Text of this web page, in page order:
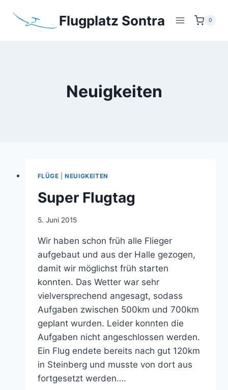
Inhalt
Flugplatz Sontra 0
Neuigkeiten
FLÜGE |NEUIGKEITEN
Super Flugtag
Von
5. Juni 2015
Wir haben schon früh alle Flieger
aufgebaut und aus der Halle gezogen,
damit wir möglichst früh starten
konnten. Das Wetter war sehr
vielversprechend angesagt, sodass
Aufgaben zwischen 500km und 700km
geplant wurden. Leider konnten die
Aufgaben nicht angeschlossen werden.
Ein Flug endete bereits nach gut 120km
in Steinberg und musste von dort aus
fortgesetzt werden….